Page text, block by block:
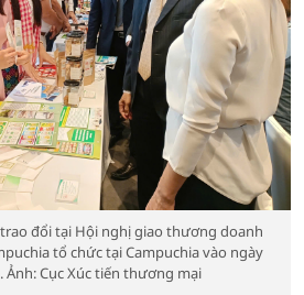
đổi tại Hội nghị giao thương doanh
tổ chức tại Campuchia vào ngày
Ảnh: Cục Xúc tiến thương mại